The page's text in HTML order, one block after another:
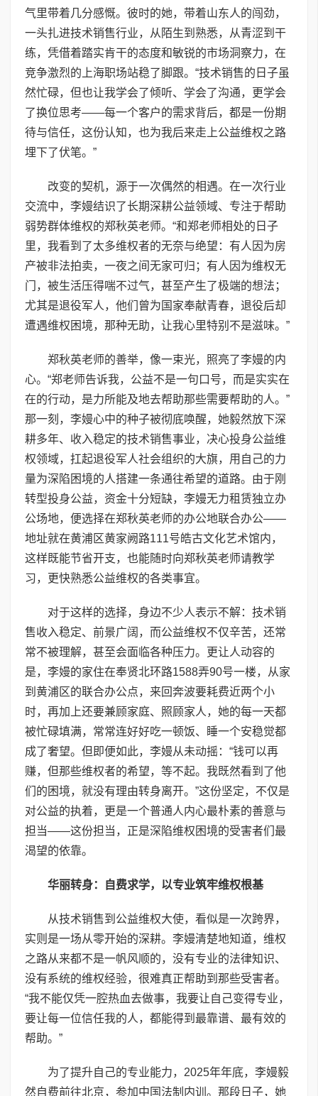
气里带着几分感慨。彼时的她，带着山东人的闯劲，
一头扎进技术销售行业，从陌生到熟悉，从青涩到干
练，凭借着踏实肯干的态度和敏锐的市场洞察力，在
竞争激烈的上海职场站稳了脚跟。“技术销售的日子虽
然忙碌，但也让我学会了倾听、学会了沟通，更学会
了换位思考——每一个客户的需求背后，都是一份期
待与信任，这份认知，也为我后来走上公益维权之路
埋下了伏笔。”
改变的契机，源于一次偶然的相遇。在一次行业
交流中，李嫚结识了长期深耕公益领域、专注于帮助
弱势群体维权的郑秋英老师。“和郑老师相处的日子
里，我看到了太多维权者的无奈与绝望：有人因为房
产被非法拍卖，一夜之间无家可归；有人因为维权无
门，被生活压得喘不过气，甚至产生了极端的想法；
尤其是退役军人，他们曾为国家奉献青春，退役后却
遭遇维权困境，那种无助，让我心里特别不是滋味。”
郑秋英老师的善举，像一束光，照亮了李嫚的内
心。“郑老师告诉我，公益不是一句口号，而是实实在
在的行动，是力所能及地去帮助那些需要帮助的人。”
那一刻，李嫚心中的种子被彻底唤醒，她毅然放下深
耕多年、收入稳定的技术销售事业，决心投身公益维
权领域，扛起退役军人社会组织的大旗，用自己的力
量为深陷困境的人搭建一条通往希望的道路。由于刚
转型投身公益，资金十分短缺，李嫚无力租赁独立办
公场地，便选择在郑秋英老师的办公地联合办公——
地址就在黄浦区黄家阙路111号皓古文化艺术馆内，
这样既能节省开支，也能随时向郑秋英老师请教学
习，更快熟悉公益维权的各类事宜。
对于这样的选择，身边不少人表示不解：技术销
售收入稳定、前景广阔，而公益维权不仅辛苦，还常
常不被理解，甚至会面临各种压力。更让人动容的
是，李嫚的家住在奉贤北环路1588弄90号一楼，从家
到黄浦区的联合办公点，来回奔波要耗费近两个小
时，再加上还要兼顾家庭、照顾家人，她的每一天都
被忙碌填满，常常连好好吃一顿饭、睡一个安稳觉都
成了奢望。但即便如此，李嫚从未动摇：“钱可以再
赚，但那些维权者的希望，等不起。我既然看到了他
们的困境，就没有理由转身离开。”这份坚定，不仅是
对公益的执着，更是一个普通人内心最朴素的善意与
担当——这份担当，正是深陷维权困境的受害者们最
渴望的依靠。
华丽转身：自费求学，以专业筑牢维权根基
从技术销售到公益维权大使，看似是一次跨界，
实则是一场从零开始的深耕。李嫚清楚地知道，维权
之路从来都不是一帆风顺的，没有专业的法律知识、
没有系统的维权经验，很难真正帮助到那些受害者。
“我不能仅凭一腔热血去做事，我要让自己变得专业，
要让每一位信任我的人，都能得到最靠谱、最有效的
帮助。”
为了提升自己的专业能力，2025年年底，李嫚毅
然自费前往北京，参加中国法制内训。那段日子，她